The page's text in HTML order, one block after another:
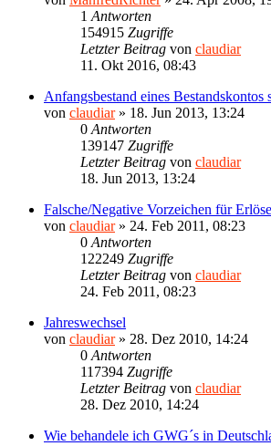
1 Antworten
154915 Zugriffe
Letzter Beitrag von claudiar
11. Okt 2016, 08:43
Anfangsbestand eines Bestandskontos
von claudiar» 18. Jun 2013, 13:24
0 Antworten
139147 Zugriffe
Letzter Beitrag von claudiar
18. Jun 2013, 13:24
Falsche/Negative Vorzeichen für
von claudiar» 24. Feb 2011, 08:23
0 Antworten
122249 Zugriffe
Letzter Beitrag von claudiar
24. Feb 2011, 08:23
Jahreswechsel
von claudiar» 28. Dez 2010, 14:24
0 Antworten
117394 Zugriffe
Letzter Beitrag von claudiar
28. Dez 2010, 14:24
Wie behandele ich GWG´s in